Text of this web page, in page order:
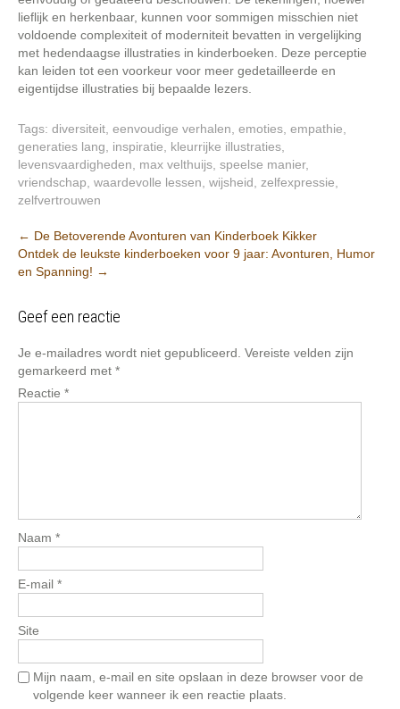
lieflijk en herkenbaar, kunnen voor sommigen misschien niet
voldoende complexiteit of moderniteit bevatten in vergelijking
met hedendaagse illustraties in kinderboeken. Deze perceptie
kan leiden tot een voorkeur voor meer gedetailleerde en
eigentijdse illustraties bij bepaalde lezers.
Tags: diversiteit eenvoudige verhalen emoties empathie
generaties lang
inspiratie kleurrijke illustraties
levensvaardigheden
max velthuijs speelse manier,
vriendschap waardevolle lessen wijsheid zelfexpressie
zelfvertrouwen
Post
navigation
← De Betoverende Avonturen van Kinderboek Kikker
Ontdek de leukste kinderboeken voor 9 jaar: Avonturen, Humor
en Spanning! →
Geef een reactie
Je e-mailadres wordt niet gepubliceerd. Vereiste velden zijn
gemarkeerd met *
Reactie *
Naam *
E-mail *
Site
Mijn naam, e-mail en site opslaan in deze browser voor de
volgende keer wanneer ik een reactie plaats.